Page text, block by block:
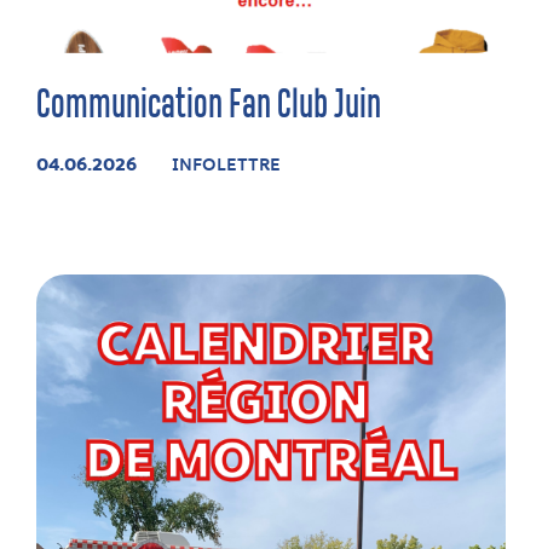
Communication Fan Club Juin
04.06.2026 INFOLETTRE